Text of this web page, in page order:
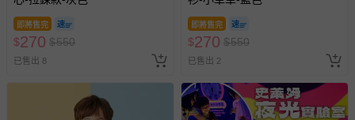
亦保留出貨與否的權利。離島、偏遠地區、樓層親送等加價
費用，可能會另需加收。
商品實際的配達日期，可於訂單個人資料內的查詢訂單內，
如您收到商品，請依正常流程檢查是否完好，若商品遇瑕疵
情形，您可申請更換新品或退貨，請見：退貨的辦理流程。
即將售完
$270 $550
已售出 8
即將售完
$270 $550
已售出 2